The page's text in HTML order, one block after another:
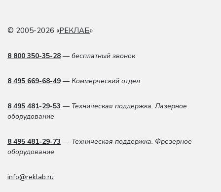
© 2005-2026 «РЕКЛАБ»
8 800 350-35-28 — бесплатный звонок
8 495 669-68-49 — Коммерческий отдел
8 495 481-29-53 — Техническая поддержка. Лазерное
оборудование
8 495 481-29-73 — Техническая поддержка. Фрезерное
оборудование
info@reklab.ru